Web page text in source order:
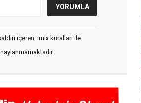
içeren, imla kuralları ile